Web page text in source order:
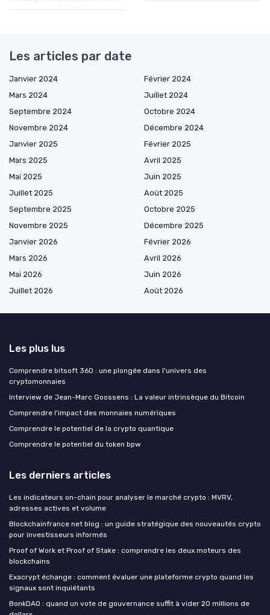
Les articles par date
Janvier 2024
Février 2024
Mars 2024
Juillet 2024
Septembre 2024
Octobre 2024
Novembre 2024
Décembre 2024
Janvier 2025
Février 2025
Mars 2025
Avril 2025
Mai 2025
Juin 2025
Juillet 2025
Août 2025
Septembre 2025
Octobre 2025
Novembre 2025
Décembre 2025
Janvier 2026
Février 2026
Mars 2026
Avril 2026
Mai 2026
Juin 2026
Juillet 2026
Août 2026
Les plus lus
Comprendre bitsoft 360 : une plongée dans l'univers des
cryptomonnaies
Interview de Jean-Marc Goossens : La valeur intrinsèque du Bitcoin
Comprendre l'impact des monnaies numériques
Comprendre le potentiel de la crypto quantique
Comprendre le potentiel du token bpw
Les derniers articles
Les indicateurs on-chain pour analyser le marché crypto : MVRV,
adresses actives et volume
Blockchainfrance net blog : un guide stratégique des nouveautés crypto
pour investisseurs informés
Proof of Work et Proof of Stake : comprendre les deux moteurs des
blockchains
Exacrypt échange : comment évaluer une plateforme crypto quand les
signaux sont inquiétants
BonkDAO : quand un vote de gouvernance suffit à vider 20 millions de